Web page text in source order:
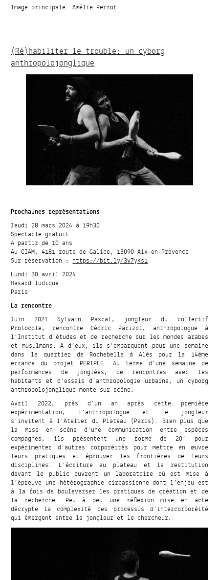
Image principale: Amélie Perrot
(Ré)habiliter le trouble: un cyborg
anthropolojonglique
Prochaines représentations
Jeudi 28 mars 2024 à 19h30
Spectacle gratuit
A partir de 10 ans
Au CIAM, 4181 route de Galice, 13090 Aix-en-Provence
Sur réservation :https://bit.ly/3v7yKs1
Lundi 30 avril 2024
Hasard ludique
Paris
La rencontre
Juin 2021 Sylvain Pascal, jongleur du collectif
Protocole, rencontre Cédric Parizot, anthropologue à
l’Institut d’études et de recherche sur les mondes arabes
et musulmans. A d’eux, ils s’embarquent pour une semaine
dans le quartier de Rochebelle à Alès pour la 14ème
errance du projet PERIPLE. Au terme d’une semaine de
performances de jonglées, de rencontres avec les
habitants et d’essais d’anthropologie urbaine, un cyborg
anthropolojonglique monte sur scène.
Avril 2022, près d’un an après cette première
expérimentation, l’anthropologue et le jongleur
s’invitent à l’Atelier du Plateau (Paris). Bien plus que
la mise en scène d’une communication entre espèces
compagnes, ils présentent une forme de 20’ pour
expérimenter d’autres corporéités pour mettre en œuvre
leurs pratiques et éprouver les frontières de leurs
disciplines. L’écriture au plateau et la restitution
devant le public ouvrent un laboratoire où est mise à
l’épreuve une hétérographie circassienne dont l’enjeu est
à la fois de bouleverser les pratiques de création et de
la recherche. Peu à peu une réflexion mise en acte
décrypte la complexité des processus d’intercorporéité
qui émergent entre le jongleur et le chercheur.